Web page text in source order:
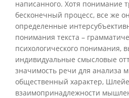
написанного. Хотя понимание
бесконечный процесс, все же
определенные
понимания текста –
психологического понимания,
индивидуальные смысловые
значимость речи для анализа
общественный характер,
взаимопринадлежности